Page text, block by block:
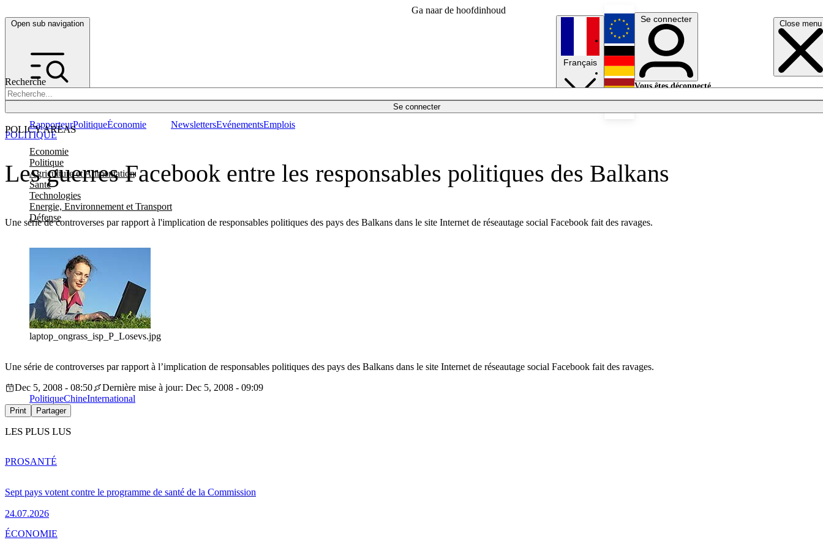
Ga naar de hoofdinhoud
Open sub navigation Close menu
Recherche
Se connecter
POLICY AREAS
Economie
Politique
Agriculture et Alimentation
Santé
Technologies
Energie, Environnement et Transport
Défense
RapporteurPolitiqueÉconomie NewslettersEvénementsEmplois
Français
English
Deutsch
Se connecter
Vous êtes déconnecté.
Les guerres Facebook entre les responsables politiques des Balkans
Une série de controverses par rapport à l'implication de responsables politiques des pays des Balkans dans le site Internet de réseautage social Facebook fait des ravages.
POLITIQUE
laptop_ongrass_isp_P_Losevs.jpg
Une série de controverses par rapport à l’implication de responsables politiques des pays des Balkans dans le site Internet de réseautage social Facebook fait des ravages.
Dec 5, 2008 - 08:50
Dernière mise à jour: Dec 5, 2008 - 09:09
PolitiqueChineInternational
Print Partager
LES PLUS LUS
Sept pays votent contre le programme de santé de la Commission
24.07.2026
PROSANTÉ
ÉCONOMIE